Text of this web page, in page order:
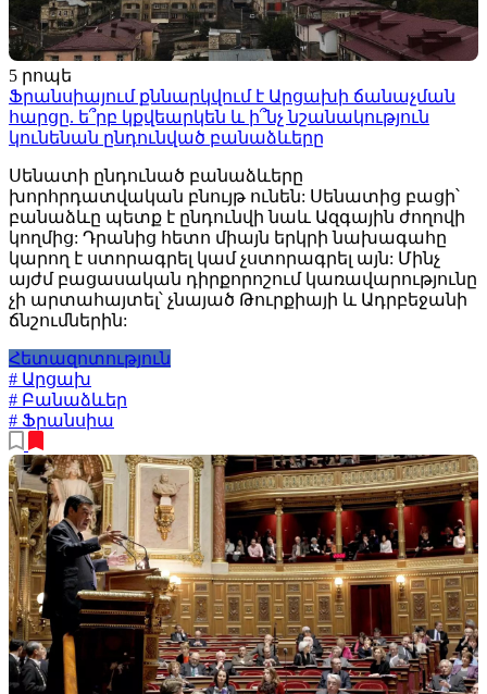
5 րոպե
Ֆրանսիայում քննարկվում է Արցախի ճանաչման
հարցը. ե՞րբ կքվեարկեն և ի՞նչ նշանակություն
կունենան ընդունված բանաձևերը
Սենատի ընդունած բանաձևերը
խորհրդատվական բնույթ ունեն: Սենատից բացի՝
բանաձևը պետք է ընդունվի նաև Ազգային ժողովի
կողմից: Դրանից հետո միայն երկրի նախագահը
կարող է ստորագրել կամ չստորագրել այն: Մինչ
այժմ բացասական դիրքորոշում կառավարությունը
չի արտահայտել՝ չնայած Թուրքիայի և Ադրբեջանի
ճնշումներին:
Հետազոտություն
# Արցախ
# Բանաձևեր
# Ֆրանսիա